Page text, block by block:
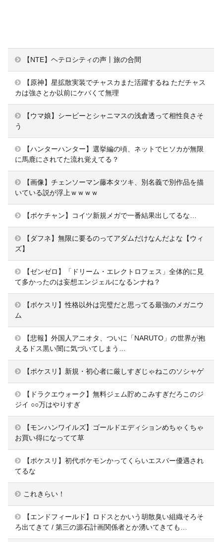
【NTE】ヘテロシティの声丨旅の合間
【原神】星拡散実装でチャスカまた活躍するね ただチャス
カは強さとか以前にケバくて無理
【ウマ娘】シービーとシャニマスの浅倉透って相性良さそ
う
【ハンターハンター】選挙編の頃、ネットでヒソカが無限
に馬鹿にされてた流れ覚えてる？
【画像】チェンソーマン藤本タツキ、別名義で別作品を描
いている説が浮上ｗｗｗｗ
【ポケチャン】コイツ新規メガで一番結果出してるな…
【ダフネ】無限に要るのってアダムだけなんだよな【ウィ
ズ】
【ゼンゼロ】「ドリーム・エレクトロフェス」全体的に見
て多かったのは妄想エンジェルになるンナね？
【ポケスリ】性格以外は完璧だと思ってる最強のメガニウ
ム
【悲報】外国人アニオタ、ついに「NARUTO」の世界が抱
えるドス黒い闇に気づいてしまう…
【ポケスリ】新規・初心者に厳しすぎじゃねこのソシャゲ
【ドラクエウォーク】無料ジェム貯めこみすぎだろこのジ
ジイ ○○万はやりすぎ
【モンハンワイルズ】ゴールドエディションめちゃくちゃ
お買い得になってて草
【ポケスリ】初代ポケモンかってくらいエスパー優遇され
てるな
これきらい！
【エンドフィールド】ロドスとかいう胡散臭い組織そろそ
ろ出てきて / 第三の源石計画関係者とか湧いてきても…